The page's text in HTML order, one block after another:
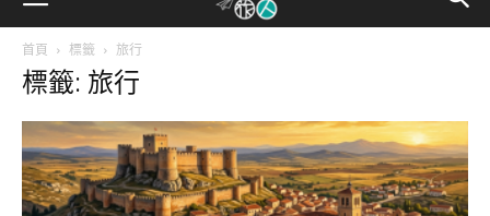
首頁 標籤 旅行
標籤: 旅行